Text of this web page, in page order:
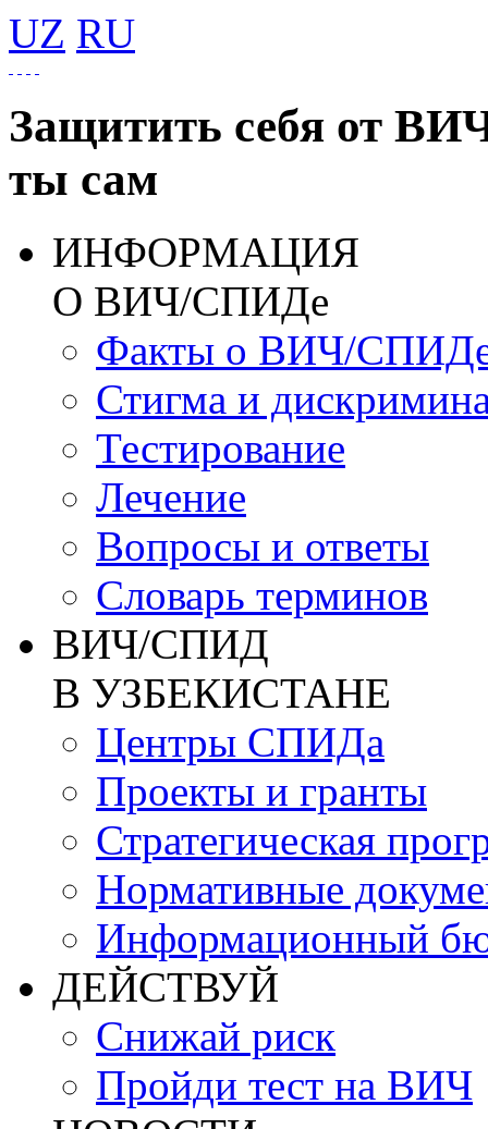
UZ RU
Защитить себя от
ты сам
ИНФОРМАЦИЯ
О ВИЧ/СПИДе
Факты о ВИЧ/
Стигма и
Тестирование
Лечение
Вопросы и ответы
Словарь терминов
ВИЧ/СПИД
В УЗБЕКИСТАНЕ
Центры СПИДа
Проекты и гранты
Стратегическая
Нормативные
Информационный
ДЕЙСТВУЙ
Снижай риск
Пройди тест на ВИЧ